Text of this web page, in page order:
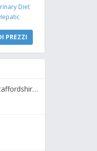
Diet
PREZZI
Gruppo American staffordshire terrier ( amstaff, amastaff )